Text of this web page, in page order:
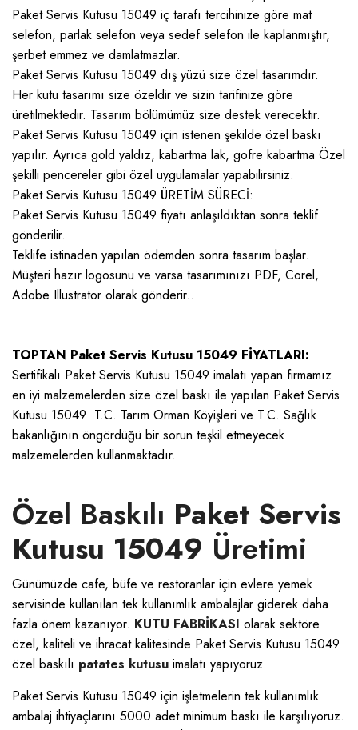
Paket Servis Kutusu 15049 iç tarafı tercihinize göre mat
selefon, parlak selefon veya sedef selefon ile kaplanmıştır,
şerbet emmez ve damlatmazlar.
Paket Servis Kutusu 15049 dış yüzü size özel tasarımdır.
Her kutu tasarımı size özeldir ve sizin tarifinize göre
üretilmektedir. Tasarım bölümümüz size destek verecektir.
Paket Servis Kutusu 15049 için istenen şekilde özel baskı
yapılır. Ayrıca gold yaldız, kabartma lak, gofre kabartma Özel
şekilli pencereler gibi özel uygulamalar yapabilirsiniz.
Paket Servis Kutusu 15049 ÜRETİM SÜRECİ:
Paket Servis Kutusu 15049 fiyatı anlaşıldıktan sonra teklif
gönderilir.
Teklife istinaden yapılan ödemden sonra tasarım başlar.
Müşteri hazır logosunu ve varsa tasarımınızı PDF, Corel,
Adobe Illustrator olarak gönderir..
TOPTAN Paket Servis Kutusu 15049 FİYATLARI:
Sertifikalı Paket Servis Kutusu 15049 imalatı yapan firmamız
en iyi malzemelerden size özel baskı ile yapılan Paket Servis
Kutusu 15049 T.C. Tarım Orman Köyişleri ve T.C. Sağlık
bakanlığının öngördüğü bir sorun teşkil etmeyecek
malzemelerden kullanmaktadır.
Özel Baskılı Paket Servis
Kutusu 15049 Üretimi
Günümüzde cafe, büfe ve restoranlar için evlere yemek
servisinde kullanılan tek kullanımlık ambalajlar giderek daha
fazla önem kazanıyor. KUTU FABRİKASI olarak sektöre
özel, kaliteli ve ihracat kalitesinde Paket Servis Kutusu 15049
özel baskılı patates kutusu imalatı yapıyoruz.
Paket Servis Kutusu 15049 için işletmelerin tek kullanımlık
ambalaj ihtiyaçlarını 5000 adet minimum baskı ile karşılıyoruz.